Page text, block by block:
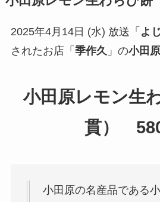
2025年4月14日 (水) 放送「 よ
されたお店「 季作久」の小田
小田原レモン生
貫）
小田原の名産品である